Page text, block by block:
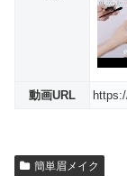
動画URL
簡単眉メイク